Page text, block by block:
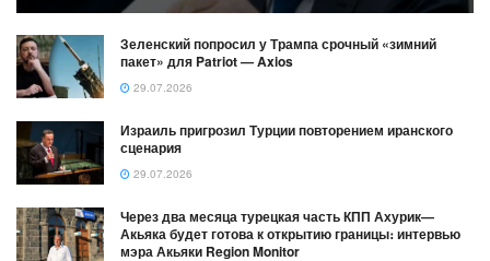
Зеленский попросил у Трампа срочный «зимний
пакет» для Patriot — Axios
29.07.2026
Израиль пригрозил Турции повторением иранского
сценария
29.07.2026
Через два месяца турецкая часть КПП Ахурик—
Акьяка будет готова к открытию границы։ интервью
мэра Акьяки Region Monitor